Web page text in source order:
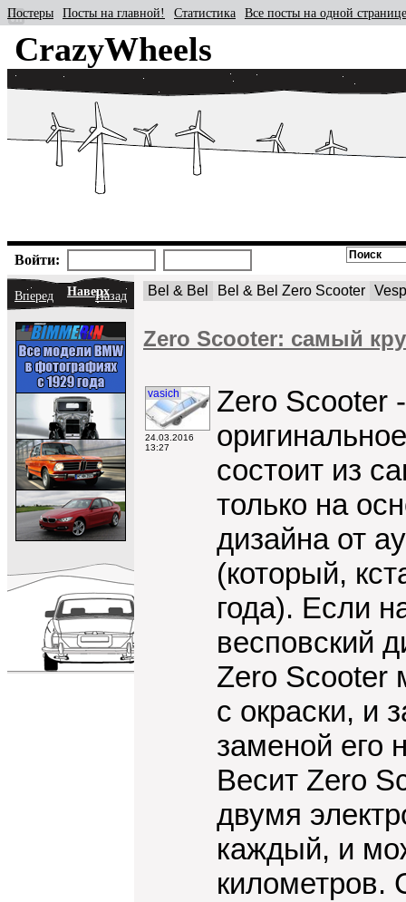
CrazyWheels
Постеры Посты на главной! Статистика Все посты на одной странице
Войти:
Вперед НаверхНазад Bel & Bel Bel & Bel Zero Scooter
Zero Scooter: cамый
vasich
24.03.2016
13:27
Zero Scooter
состоит из
только на
дизайна от
(который,
года). Если
весповский
Zero Scooter
с окраски, и
заменой его
Весит Zero
двумя
каждый, и
километров.